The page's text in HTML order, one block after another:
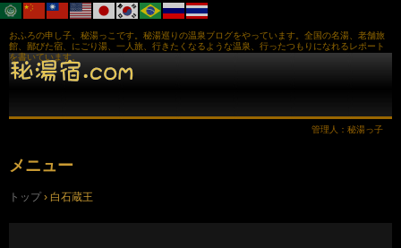
おふろの申し子、秘湯っこです。秘湯巡りの温泉ブログをやっています。全国の名湯、老舗旅
館、鄙びた宿、にごり湯、一人旅、行きたくなるような温泉、行ったつもりになれるレポート
を書いています。
管理人：秘湯っ子
メニュー
ン
トップ › 白石蔵王